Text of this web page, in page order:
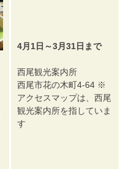
4月1日～3月31日まで
西尾観光案内所
西尾市花の木町4-64 ※
アクセスマップは、西尾
観光案内所を指していま
す